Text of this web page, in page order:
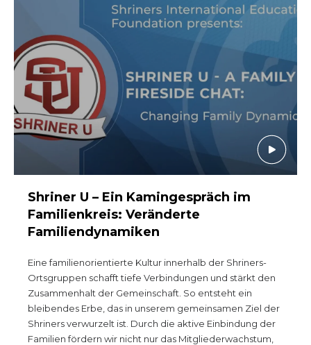
Definieren Sie Ihren Weg
Unsere Verbindung mit Freemasonry
Erlebe die Bruderschaft
Ihre Wirkung
Kapitel
Nachrichten und Veranstaltungen
Mitgliederzentrum
Ausbildung
SIEF Programme
Kontaktieren Sie uns
SUCHEN
Shriner U – Ein Kamingespräch im
Familienkreis: Veränderte
Familiendynamiken
Eine familienorientierte Kultur innerhalb der Shriners-
Ortsgruppen schafft tiefe Verbindungen und stärkt den
Zusammenhalt der Gemeinschaft. So entsteht ein
bleibendes Erbe, das in unserem gemeinsamen Ziel der
Shriners verwurzelt ist. Durch die aktive Einbindung der
Familien fördern wir nicht nur das Mitgliederwachstum,